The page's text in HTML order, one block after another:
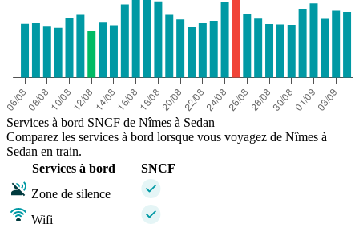
Services à bord SNCF de Nîmes à Sedan
Comparez les services à bord lorsque vous voyagez de Nîmes à
Sedan en train.
Services à bord
SNCF
Zone de silence
Wifi